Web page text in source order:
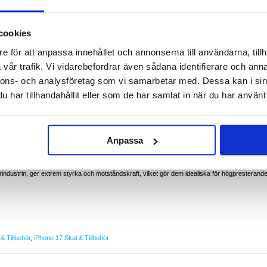
för att anpassa innehållet och annonserna till användarna,
trafik. Vi vidarebefordrar även sådana identifierare och
och analysföretag som vi samarbetar med. Dessa kan i
har tillhandahållit eller som de har samlat in när du har använt
Anpassa
17
utmaningar och ger förstklassigt skydd med hjälp av förstklassiga aramidfibrer, vilket
av militär utrustning skyddar detta fodral din iPhone 17 från stötar och repor
kompatibilitet kan du njuta av sömlös trådlös laddning och magnetisk
skydd för iPhone 17 utan att den blir för stor. Perfekt för vardagsbruk, resor och
design och MagSafe-kompatibilitet, vilket gör det till ett utmärkt val för dem som kräver
ger extrem styrka och motståndskraft, vilket gör dem idealiska för högpresterande
Tillbehör, iPhone 17 Skal & Tillbehör